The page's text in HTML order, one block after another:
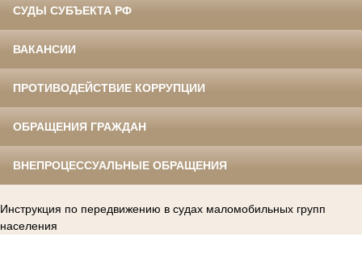
СУДЫ СУБЪЕКТА РФ
ВАКАНСИИ
ПРОТИВОДЕЙСТВИЕ КОРРУПЦИИ
ОБРАЩЕНИЯ ГРАЖДАН
ВНЕПРОЦЕССУАЛЬНЫЕ ОБРАЩЕНИЯ
Инструкция по передвижению в судах маломобильных групп
населения